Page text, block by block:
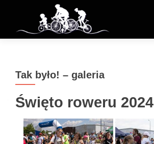
Tak było! – galeria
Święto roweru 2024